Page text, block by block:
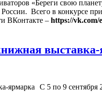
Всего в конкурсе
ВКонтакте – https://vk.com/
С 5 по 9